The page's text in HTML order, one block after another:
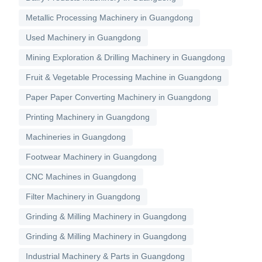
Metallic Processing Machinery in Guangdong
Used Machinery in Guangdong
Mining Exploration & Drilling Machinery in Guangdong
Fruit & Vegetable Processing Machine in Guangdong
Paper Paper Converting Machinery in Guangdong
Printing Machinery in Guangdong
Machineries in Guangdong
Footwear Machinery in Guangdong
CNC Machines in Guangdong
Filter Machinery in Guangdong
Grinding & Milling Machinery in Guangdong
Grinding & Milling Machinery in Guangdong
Industrial Machinery & Parts in Guangdong